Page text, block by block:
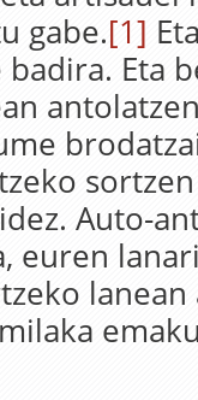
gabe.[1]
Eta
Auto-
euren